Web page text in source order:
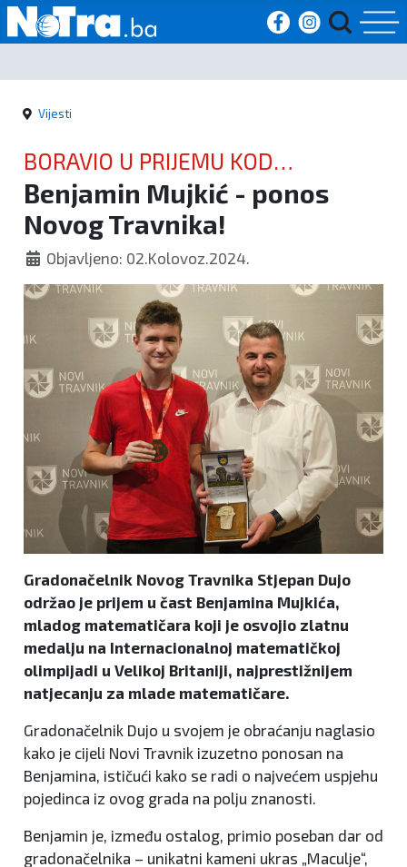
Početna
Vijesti
Sport
Kultura
Crna
kronika
Politika
Zanimljivosti
Vijesti
BORAVIO U PRIJEMU KOD
GRADONAČELNIKA
Benjamin Mujkić - ponos
Novog Travnika!
Objavljeno: 02.Kolovoz.2024.
Gradonačelnik Novog Travnika Stjepan Dujo
održao je prijem u čast Benjamina Mujkića,
mladog matematičara koji je osvojio zlatnu
medalju na Internacionalnoj matematičkoj
olimpijadi u Velikoj Britaniji, najprestižnijem
natjecanju za mlade matematičare.
Gradonačelnik Dujo u svojem je obraćanju naglasio
kako je cijeli Novi Travnik izuzetno ponosan na
Benjamina, ističući kako se radi o najvećem uspjehu
pojedinca iz ovog grada na polju znanosti.
Benjamin je, između ostalog, primio poseban dar od
gradonačelnika – unikatni kameni ukras „Maculje“,